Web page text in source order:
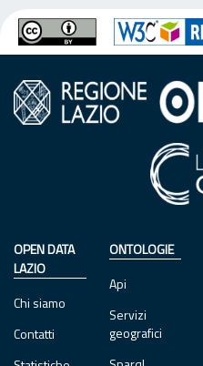
OPEN DATA
LAZIO
Chi siamo
Contatti
ONTOLOGIE
Api
Servizi
geografici